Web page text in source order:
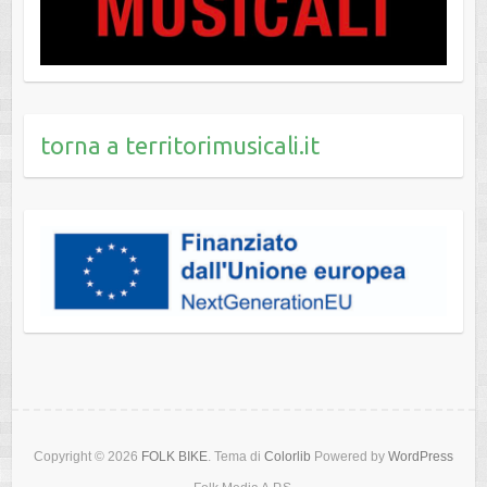
torna a territorimusicali.it
Copyright © 2026 FOLK BIKE. Tema di Colorlib Powered by WordPress